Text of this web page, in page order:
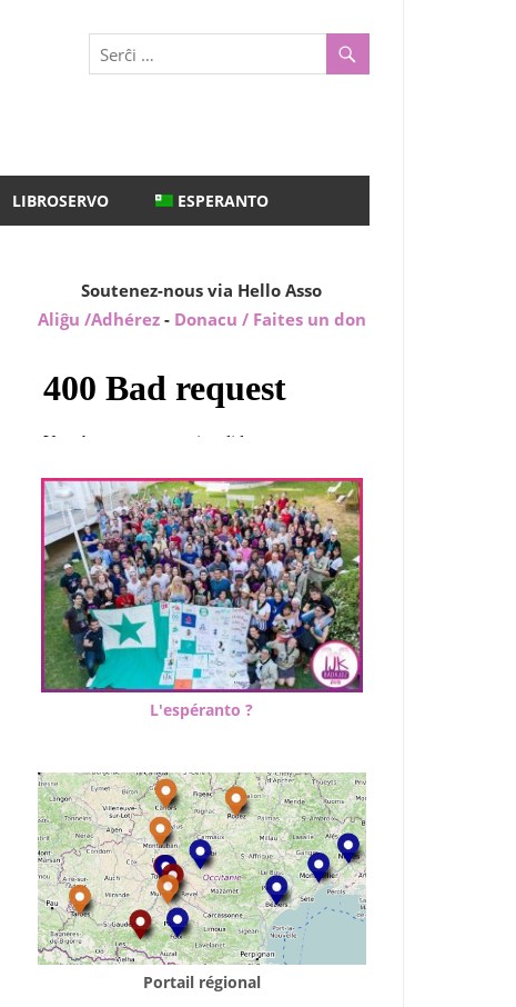
LIBROSERVO ESPERANTO
Soutenez-nous via Hello Asso
Aliĝu /Adhérez - Donacu / Faites un don
L'espéranto ?
Portail régional